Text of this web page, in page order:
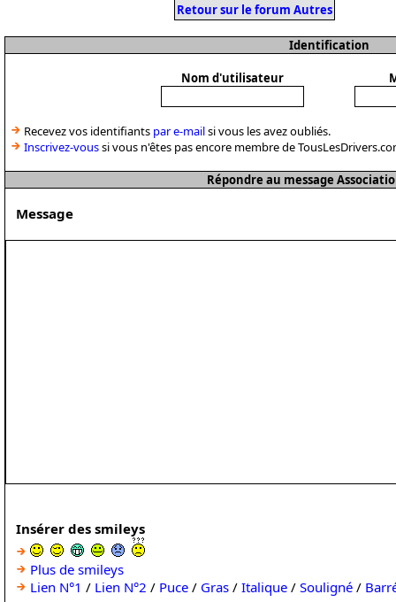
Retour sur le forum Autres
Identification
Nom d'utilisateur
Recevez vos identifiants par e-mailsi vous les avez oubliés.
Inscrivez-voussi vous n'êtes pas encore membre de
Répondre au message
Message
Insérer des smileys
Plus de smileys
Lien N°1 / Lien N°2 / Puce / Gras / Italique / Souligné /